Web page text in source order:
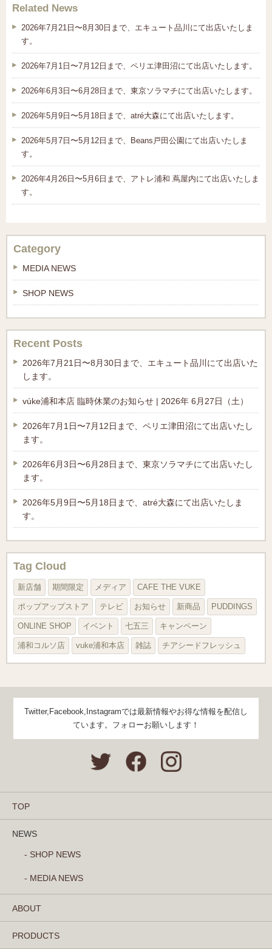
Related News
2026年7月21日〜8月30日まで、エキュート品川にて出店いたしま
す。
2026年7月1日〜7月12日まで、ペリエ津田沼にて出店いたします。
2026年6月3日〜6月28日まで、東京ソラマチにて出店いたします。
2026年5月9日〜5月18日まで、atré大森にて出店いたします。
2026年5月7日〜5月12日まで、Beans戸田公園にて出店いたしま
す。
2026年4月26日〜5月6日まで、アトレ浦和 蔦屋内にて出店いたしま
す。
Category
MEDIA NEWS
SHOP NEWS
Recent Posts
2026年7月21日〜8月30日まで、エキュート品川にて出店いた
します。
vúke浦和本店 臨時休業のお知らせ | 2026年 6月27日（土）
2026年7月1日〜7月12日まで、ペリエ津田沼にて出店いたし
ます。
2026年6月3日〜6月28日まで、東京ソラマチにて出店いたし
ます。
2026年5月9日〜5月18日まで、atré大森にて出店いたしま
す。
Tag Cloud
新店舗 期間限定 メディア CAFE THE VUKE
ポップアップストア テレビ お知らせ 新商品 PUDDINGS
ONLINE SHOP イベント 七五三 キャンペーン
浦和コルソ店 vuke浦和本店 雑誌 チアシードフレッシュ
Twitter,Facebook,Instagramでは最新情報やお得な情報を配信し
ています。フォローお願いします！
TOP
NEWS
- SHOP NEWS
- MEDIA NEWS
ABOUT
PRODUCTS